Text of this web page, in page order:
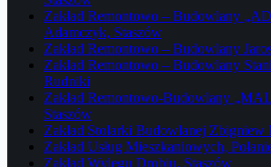
Zakład Remontowo – Budowlany
Adamczyk, Staszów
Zakład Remontowo – Budowlany
Zakład Remontowo – Budowlany
Rudniki
Zakład Remontowo-Budowlany
Staszów
Zakład Stolarki Budowlanej Zbigniew
Zakład Usług Mieszkaniowych,
Zakład Wylęgu Drobiu, Staszów